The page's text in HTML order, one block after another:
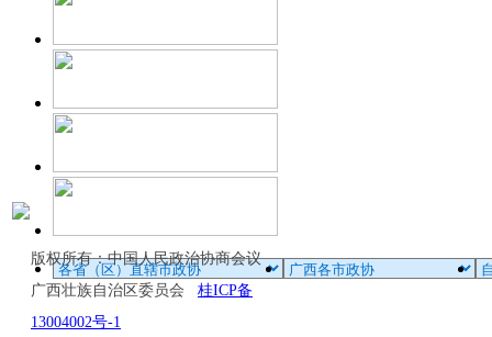
版权所有：中国人民政治协商会议
广西壮族自治区委员会 桂ICP备
13004002号-1